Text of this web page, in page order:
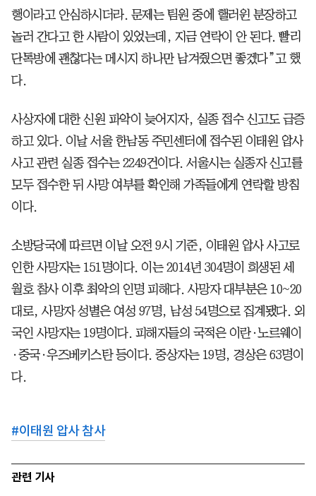
행이라고 안심하시더라. 문제는 팀원 중에 핼러윈 분장하고
놀러 간다고 한 사람이 있었는데, 지금 연락이 안 된다. 빨리
단톡방에 괜찮다는 메시지 하나만 남겨줬으면 좋겠다”고 했
다.
사상자에 대한 신원 파악이 늦어지자, 실종 접수 신고도 급증
하고 있다. 이날 서울 한남동 주민센터에 접수된 이태원 압사
사고 관련 실종 접수는 2249건이다. 서울시는 실종자 신고를
모두 접수한 뒤 사망 여부를 확인해 가족들에게 연락할 방침
이다.
소방당국에 따르면 이날 오전 9시 기준, 이태원 압사 사고로
인한 사망자는 151명이다. 이는 2014년 304명이 희생된 세
월호 참사 이후 최악의 인명 피해다. 사망자 대부분은 10~20
대로, 사망자 성별은 여성 97명, 남성 54명으로 집계됐다. 외
국인 사망자는 19명이다. 피해자들의 국적은 이란·노르웨이
·중국·우즈베키스탄 등이다. 중상자는 19명, 경상은 63명이
다.
#이태원 압사 참사
관련 기사